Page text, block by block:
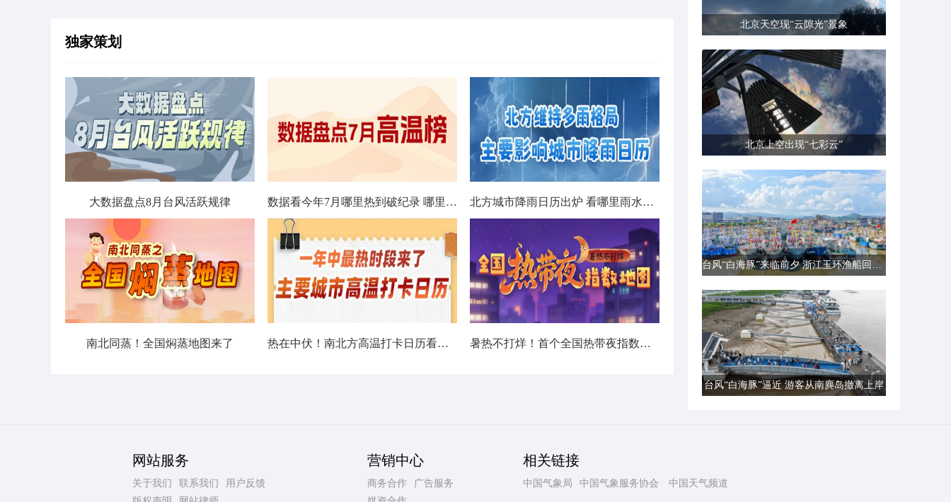
独家策划
大数据盘点8月台风活跃规律 数据看今年7月哪里热到破纪录 哪里暑热连轴转 北方城市降雨日历出炉 看哪里雨水超长待机
南北同蒸！全国焖蒸地图来了 热在中伏！南北方高温打卡日历看哪里热力持久 暑热不打烊！首个全国热带夜指数地图发布
北京天空现“云隙光”景象
北京上空出现“七彩云”
台风“白海豚”来临前夕 浙江玉环渔船回港避风
台风“白海豚”逼近 游客从南麂岛撤离上岸
网站服务
关于我们 联系我们
用户反馈
营销中心
商务合作
广告服务
相关链接
中国气象局 中国气象服务协会 中国天气频道